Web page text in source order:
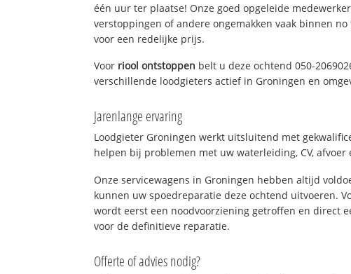
één uur ter plaatse! Onze goed opgeleide
verstoppingen of andere ongemakken vaak binnen
voor een redelijke prijs.
Voor riool ontstoppen belt u deze ochtend 050-
verschillende loodgieters actief in Groningen en
Jarenlange ervaring
Loodgieter Groningen werkt uitsluitend met
helpen bij problemen met uw waterleiding, CV, afvoer
Onze servicewagens in Groningen hebben altijd
kunnen uw spoedreparatie deze ochtend uitvoeren.
wordt eerst een noodvoorziening getroffen en direct
voor de definitieve reparatie.
Offerte of advies nodig?